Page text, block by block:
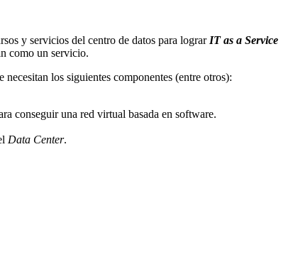
y servicios del centro de datos para lograr IT as a Service
como un servicio.
necesitan los siguientes componentes (entre otros):
conseguir una red virtual basada en software.
Data Center.